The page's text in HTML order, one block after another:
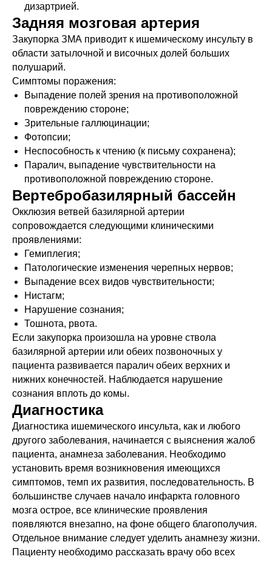
дизартрией.
Задняя мозговая артерия
Закупорка ЗМА приводит к ишемическому инсульту в
области затылочной и височных долей больших
полушарий.
Симптомы поражения:
Выпадение полей зрения на противоположной
повреждению стороне;
Зрительные галлюцинации;
Фотопсии;
Неспособность к чтению (к письму сохранена);
Паралич, выпадение чувствительности на
противоположной повреждению стороне.
Вертебробазилярный бассейн
Окклюзия ветвей базилярной артерии
сопровождается следующими клиническими
проявлениями:
Гемиплегия;
Патологические изменения черепных нервов;
Выпадение всех видов чувствительности;
Нистагм;
Нарушение сознания;
Тошнота, рвота.
Если закупорка произошла на уровне ствола
базилярной артерии или обеих позвоночных у
пациента развивается паралич обеих верхних и
нижних конечностей. Наблюдается нарушение
сознания вплоть до комы.
Диагностика
Диагностика ишемического инсульта, как и любого
другого заболевания, начинается с выяснения жалоб
пациента, анамнеза заболевания. Необходимо
установить время возникновения имеющихся
симптомов, темп их развития, последовательность. В
большинстве случаев начало инфаркта головного
мозга острое, все клинические проявления
появляются внезапно, на фоне общего благополучия.
Отдельное внимание следует уделить анамнезу жизни.
Пациенту необходимо рассказать врачу обо всех